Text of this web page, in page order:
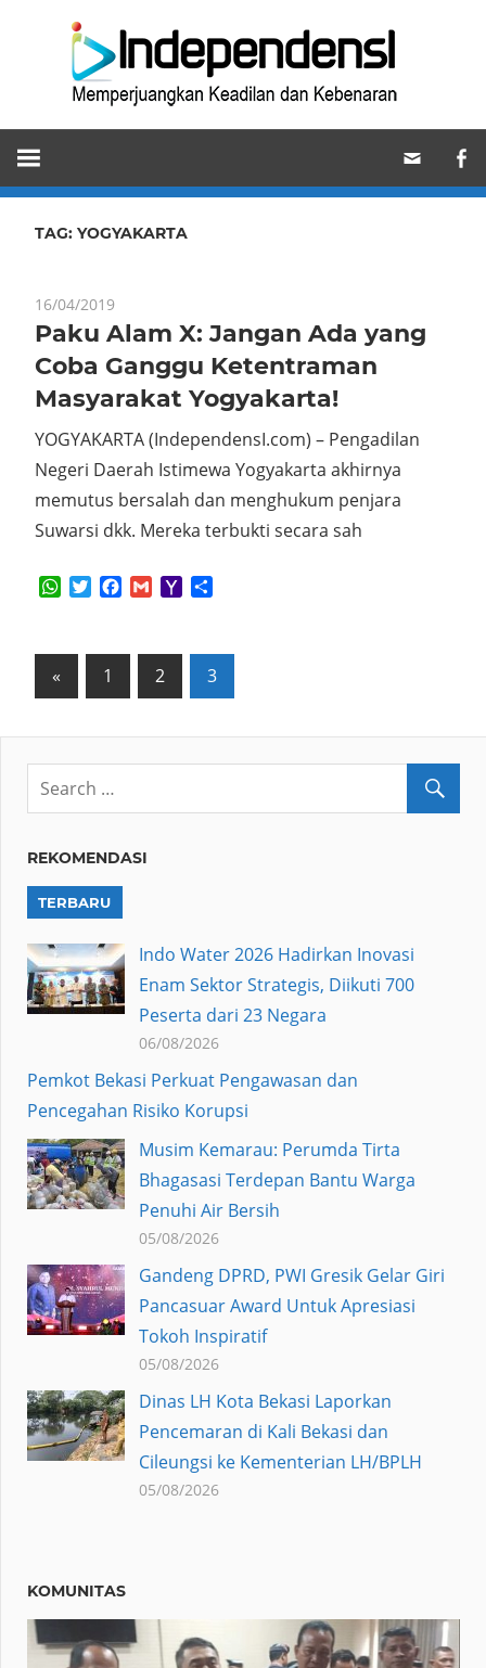
Memperjuangkan
Keadilan
dan
Kebenaran
TAG: YOGYAKARTA
16/04/2019
Paku Alam X: Jangan Ada yang
Coba Ganggu Ketentraman
Masyarakat Yogyakarta!
YOGYAKARTA (IndependensI.com) – Pengadilan
Negeri Daerah Istimewa Yogyakarta akhirnya
memutus bersalah dan menghukum penjara
Suwarsi dkk. Mereka terbukti secara sah
WhatsApp
TwitterFacebook
GmailYahoo
Posts
« Previous
Posts
1 2 3
REKOMENDASI
TERBARU
Indo Water 2026 Hadirkan Inovasi
Enam Sektor Strategis, Diikuti 700
Peserta dari 23 Negara
06/08/2026
Pemkot Bekasi Perkuat Pengawasan dan
Pencegahan Risiko Korupsi
Musim Kemarau: Perumda Tirta
Bhagasasi Terdepan Bantu Warga
Penuhi Air Bersih
05/08/2026
Gandeng DPRD, PWI Gresik Gelar Giri
Pancasuar Award Untuk Apresiasi
Tokoh Inspiratif
05/08/2026
Dinas LH Kota Bekasi Laporkan
Pencemaran di Kali Bekasi dan
Cileungsi ke Kementerian LH/BPLH
05/08/2026
KOMUNITAS